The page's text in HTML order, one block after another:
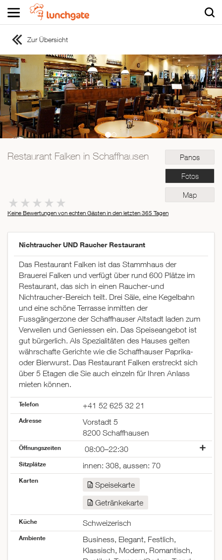
ZUR STARTSEITE
ZUR RESTAURANTSUCHE
Asiatisch
Italienisch
Französisch
Traditionell
Mexikanisch
Zur Übersicht
Panos
Fotos
Map
Restaurant Falken in Schaffhausen
Keine Bewertungen von echten Gästen in den letzten 365 Tagen
Nichtraucher UND Raucher Restaurant
Das Restaurant Falken ist das Stammhaus der
Brauerei Falken und verfügt über rund 600 Plätze im
Restaurant, das sich in einen Raucher-und
Nichtraucher-Bereich teilt. Drei Säle, eine Kegelbahn
und eine schöne Terrasse inmitten der
Fussgängerzone der Schaffhauser Altstadt laden zum
Verweilen und Geniessen ein. Das Speiseangebot ist
gut bürgerlich. Als Spezialitäten des Hauses gelten
währschafte Gerichte wie die Schaffhauser Paprika-
oder Bierwurst. Das Restaurant Falken erstreckt sich
über 5 Etagen die Sie auch einzeln für Ihren Anlass
mieten können.
Telefon +41 52 625 32 21
Adresse
Vorstadt 5
8200 Schaffhausen
Öffnungszeiten
08:00–22:30
Montag
Mittwoch
Samstag
Sonntag
08:00–22:30
08:00–22:30
08:00–22:30
08:00–00:00
08:00–00:00
09:00–22:00
Sitzplätze innen: 308, aussen: 70
Karten
Speisekarte
Getränkekarte
Küche Schweizerisch
Ambiente
Business, Elegant, Festlich,
Klassisch, Modern, Romantisch,